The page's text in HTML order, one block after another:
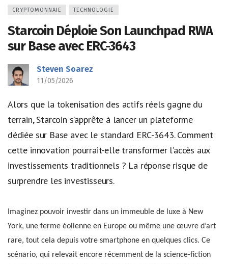
CRYPTOMONNAIE TECHNOLOGIE
Starcoin Déploie Son Launchpad RWA
sur Base avec ERC-3643
Steven Soarez
11/05/2026
Alors que la tokenisation des actifs réels gagne du
terrain, Starcoin s’apprête à lancer un plateforme
dédiée sur Base avec le standard ERC-3643. Comment
cette innovation pourrait-elle transformer l’accès aux
investissements traditionnels ? La réponse risque de
surprendre les investisseurs.
Imaginez pouvoir investir dans un immeuble de luxe à New
York, une ferme éolienne en Europe ou même une œuvre d’art
rare, tout cela depuis votre smartphone en quelques clics. Ce
scénario, qui relevait encore récemment de la science-fiction